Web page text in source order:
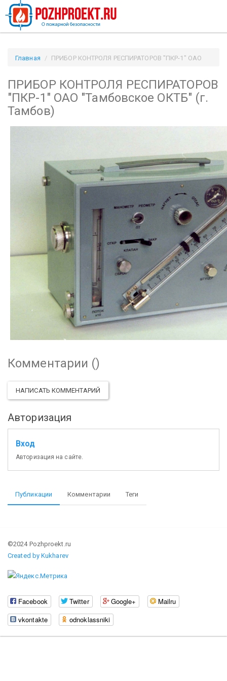
Главная
ПРИБОР КОНТРОЛЯ РЕСПИРАТОРОВ "ПКР-1" ОАО
ПРИБОР КОНТРОЛЯ РЕСПИРАТОРОВ
"ПКР-1" ОАО "Тамбовское ОКТБ" (г.
Тамбов)
Комментарии ()
НАПИСАТЬ КОММЕНТАРИЙ
Авторизация
Вход
Авторизация на сайте.
Публикации Комментарии Теги
©2024 Pozhproekt.ru
Created by Kukharev
Facebook Twitter Google+
Mailru
vkontakte
odnoklassniki